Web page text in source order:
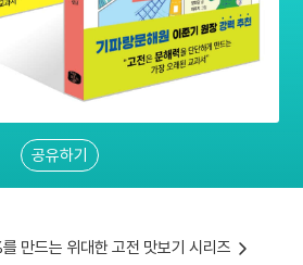
공유하기
만드는 위대한 고전 맛보기 시리즈